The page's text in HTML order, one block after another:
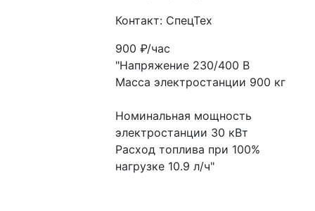
Контакт: СпецТех
900₽/час
"Напряжение 230/400 В
Масса электростанции 900 кг
Номинальная мощность
электростанции 30 кВт
Расход топлива при 100%
нагрузке 10.9 л/ч"